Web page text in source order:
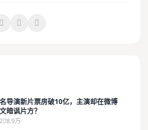
导演新片票房破10亿，主演却在微博
暗讽片方？
8.9万